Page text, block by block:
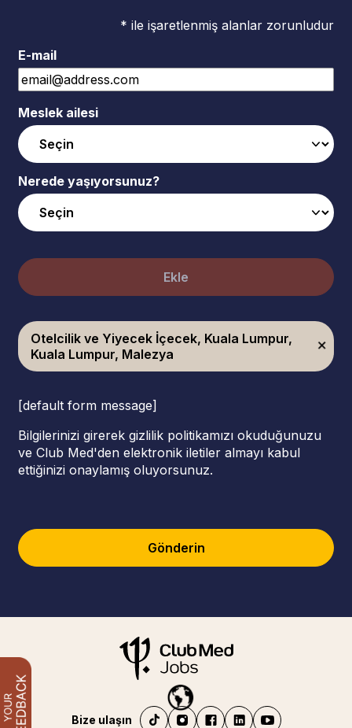
* ile işaretlenmiş alanlar zorunludur
E-mail
Meslek ailesi
Nerede yaşıyorsunuz?
Ekle
Otelcilik ve Yiyecek İçecek, Kuala Lumpur,
Kuala Lumpur, Malezya
[default form message]
Bilgilerinizi girerek gizlilik politikamızı okuduğunuzu
ve Club Med'den elektronik iletiler almayı kabul
ettiğinizi onaylamış oluyorsunuz.
Gönderin
Bize ulaşın